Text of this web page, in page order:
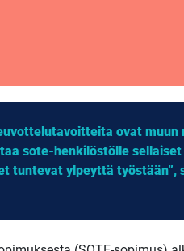
ovat
sote-henkilöstölle
tuntevat ylpeyttä työstään”,